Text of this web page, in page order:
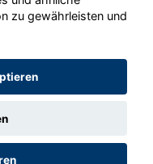
2020 - 2026
zu gewährleisten und